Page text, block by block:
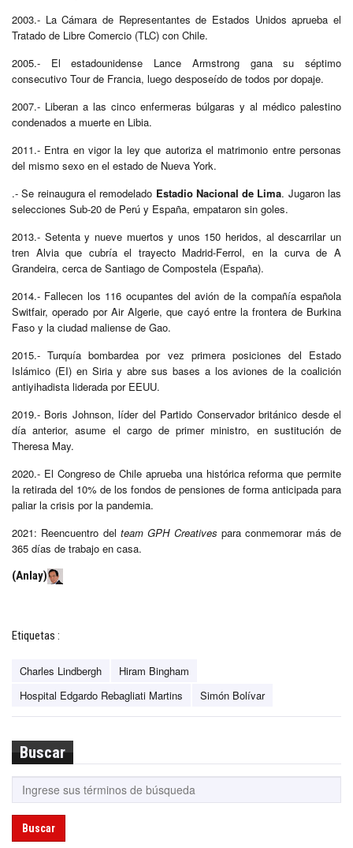
2003.- La Cámara de Representantes de Estados Unidos aprueba el
Tratado de Libre Comercio (TLC) con Chile.
2005.- El estadounidense Lance Armstrong gana su séptimo
consecutivo Tour de Francia, luego desposeído de todos por dopaje.
2007.- Liberan a las cinco enfermeras búlgaras y al médico palestino
condenados a muerte en Libia.
2011.- Entra en vigor la ley que autoriza el matrimonio entre personas
del mismo sexo en el estado de Nueva York.
.- Se reinaugura el remodelado Estadio Nacional de Lima. Jugaron las
selecciones Sub-20 de Perú y España, empataron sin goles.
2013.- Setenta y nueve muertos y unos 150 heridos, al descarrilar un
tren Alvia que cubría el trayecto Madrid-Ferrol, en la curva de A
Grandeira, cerca de Santiago de Compostela (España).
2014.- Fallecen los 116 ocupantes del avión de la compañía española
Switfair, operado por Air Algerie, que cayó entre la frontera de Burkina
Faso y la ciudad maliense de Gao.
2015.- Turquía bombardea por vez primera posiciones del Estado
Islámico (EI) en Siria y abre sus bases a los aviones de la coalición
antiyihadista liderada por EEUU.
2019.- Boris Johnson, líder del Partido Conservador británico desde el
día anterior, asume el cargo de primer ministro, en sustitución de
Theresa May.
2020.- El Congreso de Chile aprueba una histórica reforma que permite
la retirada del 10% de los fondos de pensiones de forma anticipada para
paliar la crisis por la pandemia.
2021: Reencuentro del team GPH Creatives para conmemorar más de
365 días de trabajo en casa.
(Anlay)
Etiquetas :
Charles Lindbergh
Hiram Bingham
Hospital Edgardo Rebagliati Martins
Simón Bolívar
Buscar
Buscar